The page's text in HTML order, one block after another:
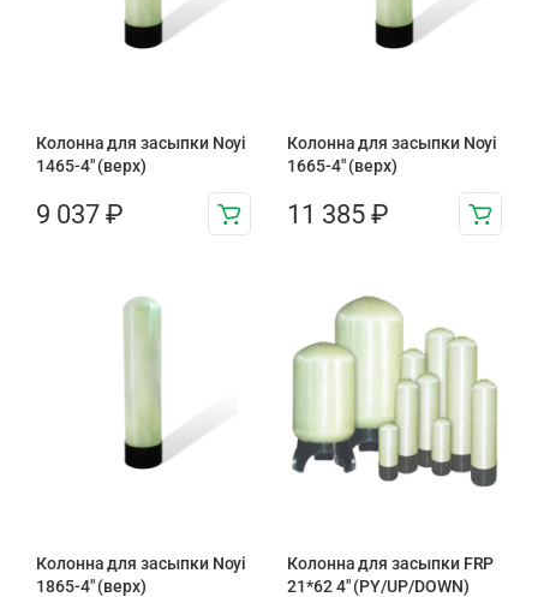
Колонна для засыпки Noyi
1465-4″ (верх)
9 037 ₽
Колонна для засыпки Noyi
1665-4″ (верх)
11 385 ₽
Колонна для засыпки Noyi
1865-4″ (верх)
Колонна для засыпки FRP
21*62 4″ (PY/UP/DOWN)